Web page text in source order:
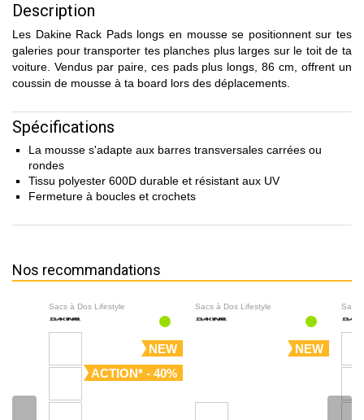
Description
Les Dakine Rack Pads longs en mousse se positionnent sur tes
galeries pour transporter tes planches plus larges sur le toit de ta
voiture. Vendus par paire, ces pads plus longs, 86 cm, offrent un
coussin de mousse à ta board lors des déplacements.
Spécifications
La mousse s'adapte aux barres transversales carrées ou
rondes
Tissu polyester 600D durable et résistant aux UV
Fermeture à boucles et crochets
Nos recommandations
Sacs à Dos Lifestyle
NEW
ACTION* - 40%
Sacs à Dos Lifestyle
NEW
Sacs